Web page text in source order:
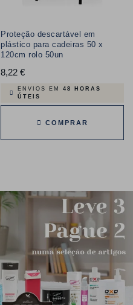
Proteção descartável em
plástico para cadeiras 50 x
120cm rolo 50un
8,22 €Preço
ENVIOS EM 48 HORAS
ÚTEIS
COMPRAR